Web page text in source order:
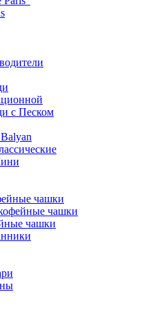
с Песком
чашки
чашки
чашки